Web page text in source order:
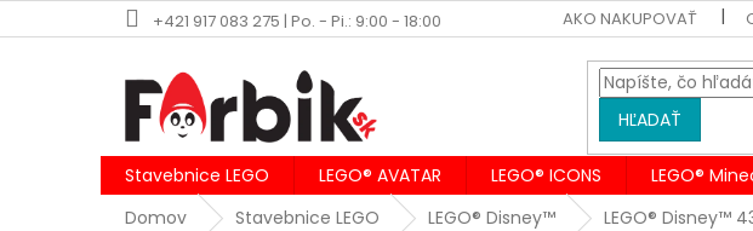
na
+421 917 083 275 | Po. - Pi.: 9:00 - 18:00 AKO NAKUPOVAŤ
HĽADAŤ
Stavebnice LEGO LEGO® AVATAR LEGO® ICONS LEGO®
Domov
Stavebnice LEGO LEGO® Disney™ LEGO® Disney™